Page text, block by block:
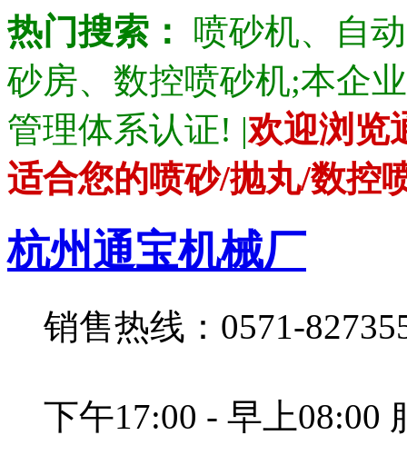
热门搜索：
喷砂机、自
砂房、数控喷砂机;本企
管理体系认证! |欢迎浏览
适合您的喷砂/抛丸/数控
杭州通宝机械厂
销售热线：0571-
下午17:00 - 早上08:00